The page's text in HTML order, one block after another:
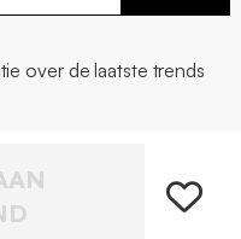
over de laatste trends